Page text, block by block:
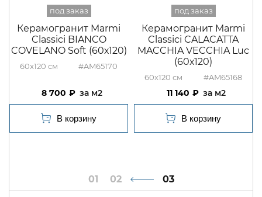
Керамогранит Marmi
Classici BIANCO
COVELANO Soft (60х120)
60x120 #AM65170
8 700 м2
Керамогранит Marmi
Classici CALACATTA
MACCHIA VECCHIA Luc
(60х120)
60x120 #AM65168
11 140 м2
1 2 3